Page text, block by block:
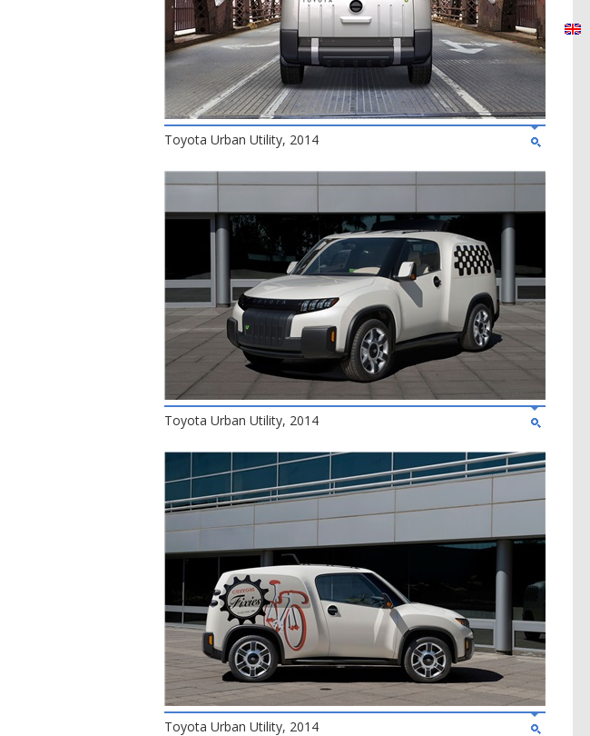
Toyota Urban Utility, 2014
Toyota Urban Utility, 2014
Toyota Urban Utility, 2014